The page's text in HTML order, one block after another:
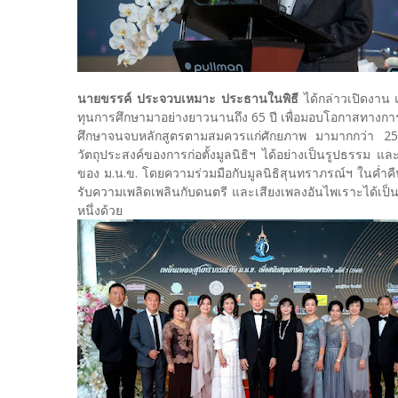
นายขรรค์ ประจวบเหมาะ ประธานในพิธีได้กล่าวเปิดงา
ทุนการศึกษามาอย่างยาวนานถึง 65 ปี เพื่อมอบโอกาสทาง
ศึกษาจนจบหลักสูตรตามสมควรแก่ศักยภาพ มามากก
วัตถุประสงค์ของการก่อตั้งมูลนิธิฯ ได้อย่างเป็นรูปธรรม
ของ ม.น.ข. โดยความร่วมมือกับมูลนิธิสุนทราภรณ์ฯ ใน
รับความเพลิดเพลินกับดนตรี และเสียงเพลงอันไพเราะไ
หนึ่งด้วย